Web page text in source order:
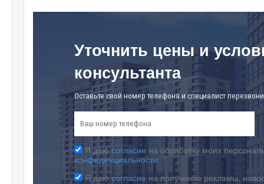
Уточнить цены и
консультанта
Оставьте свой номер телефона и специалист
Я даюсогласие на обработку моих
конфиденциальности
Я даюсогласие на получение рекламы,